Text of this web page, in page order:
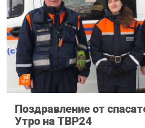
Поздравление от
Утро на ТВР24